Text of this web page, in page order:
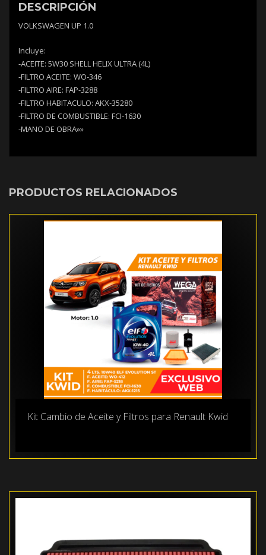
DESCRIPCIÓN
VOLKSWAGEN UP 1.0
Incluye:
-ACEITE: 5W30 SHELL HELIX ULTRA (4L)
-FILTRO ACEITE: WO-346
-FILTRO AIRE: FAP-3288
-FILTRO HABITACULO: AKX-35280
-FILTRO DE COMBUSTIBLE: FCI-1630
-MANO DE OBRA»»
PRODUCTOS RELACIONADOS
Kit Cambio de Aceite y Filtros para Renault Kwid